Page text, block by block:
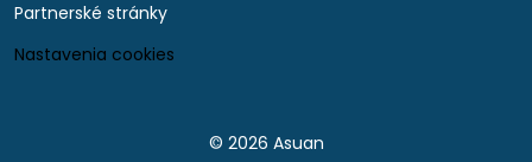
Partnerské stránky
Nastavenia cookies
© 2026 Asuan